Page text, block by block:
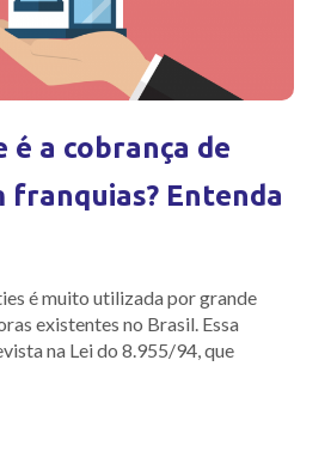
é a cobrança de
franquias? Entenda
é muito utilizada por grande
existentes no Brasil. Essa
na Lei do 8.955/94, que